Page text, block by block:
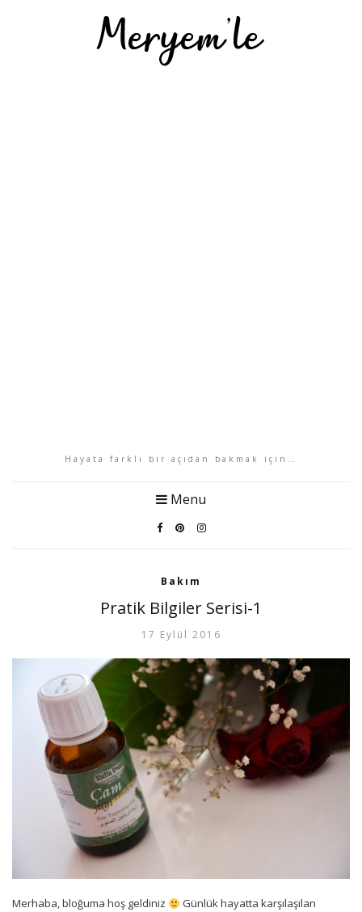
Hayata farklı bir açıdan bakmak için…
Menu
Bakım
Pratik Bilgiler Serisi-1
17 Eylül 2016
Merhaba, bloğuma hoş geldiniz
Günlük hayatta karşılaşılan